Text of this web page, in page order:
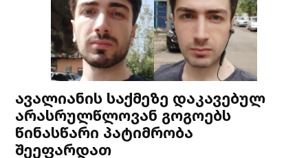
ავალიანის საქმეზე დაკავებულ
არასრულწლოვან გოგოებს
წინასწარი პატიმრობა
შეეფარდათ